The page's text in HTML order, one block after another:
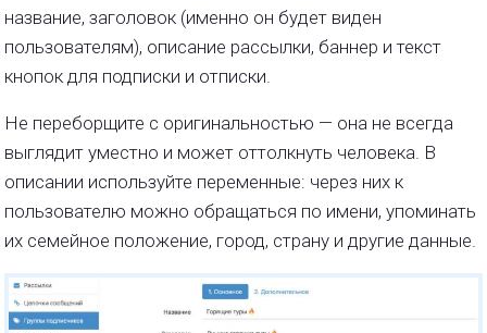
название, заголовок (именно он будет виден
пользователям), описание рассылки, баннер и текст
кнопок для подписки и отписки.
Не переборщите с оригинальностью — она не всегда
выглядит уместно и может оттолкнуть человека. В
описании используйте переменные: через них к
пользователю можно обращаться по имени, упоминать
их семейное положение, город, страну и другие данные.